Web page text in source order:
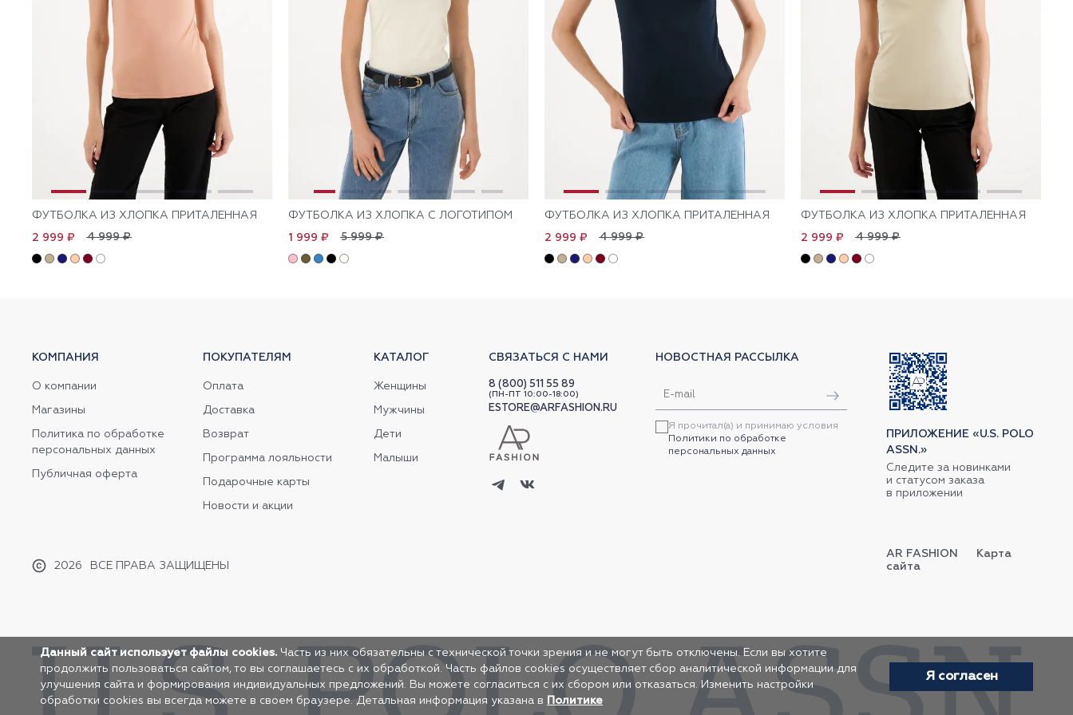
ФУТБОЛКА ИЗ ХЛОПКА ПРИТАЛЕННАЯ
4 999 ₽
2 999 ₽
ФУТБОЛКА ИЗ ХЛОПКА С ЛОГОТИПОМ
5 999 ₽
1 999 ₽
ФУТБОЛКА ИЗ ХЛОПКА ПРИТАЛЕННАЯ
4 999 ₽
2 999 ₽
ФУТБОЛКА ИЗ ХЛОПКА ПРИТАЛЕННАЯ
4 999 ₽
2 999 ₽
КОМПАНИЯ
О компании
Магазины
Политика по обработке
персональных данных
Публичная оферта
2026 ВСЕ ПРАВА ЗАЩИЩЕНЫ
ПОКУПАТЕЛЯМ
Оплата
Доставка
Возврат
Программа лояльности
Подарочные карты
Новости и акции
КАТАЛОГ
Женщины
Мужчины
Дети
Малыши
СВЯЗАТЬСЯ С НАМИ
8 (800) 511 55 89
(ПН-ПТ 10:00-18:00)
ESTORE@ARFASHION.RU
НОВОСТНАЯ РАССЫЛКА
Я прочитал(а) и принимаю условия
Политики по обработке
персональных данных
ПРИЛОЖЕНИЕ «U.S. POLO
ASSN.»
Следите за новинками
и статусом заказа
в приложении
AR FASHION
Карта
сайта
Данный сайт использует файлы cookies. Часть из них обязательны с технической точки зрения и не могут быть отключены. Если вы хотите
продолжить пользоваться сайтом, то вы соглашаетесь с их обработкой. Часть файлов cookies осуществляет сбор аналитической информации для
улучшения сайта и формирования индивидуальных предложений. Вы можете согласиться с их сбором или отказаться. Изменить настройки
обработки cookies вы всегда можете в своем браузере. Детальная информация указана в Политике
Я согласен